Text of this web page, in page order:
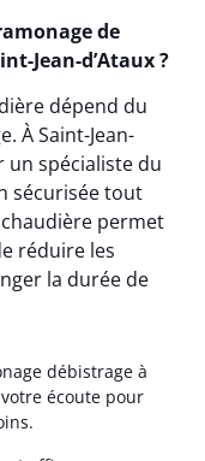
de
Jean-d’Ataux ?
dépend du
À Saint-Jean-
un spécialiste du
sécurisée tout
chaudière permet
réduire les
la durée de
débistrage à
votre écoute pour